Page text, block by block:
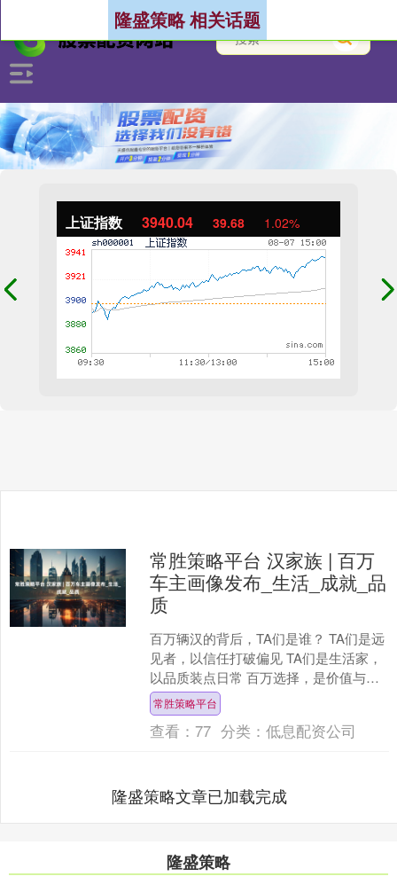
上证指数 3940.04 39.68 1.02%
隆盛策略 相关话题
常胜策略平台 汉家族 | 百万
车主画像发布_生活_成就_品
质
百万辆汉的背后，TA们是谁？ TA们是远
见者，以信任打破偏见 TA们是生活家，
以品质装点日常 百万选择，是价值与热
爱的互相成就 汉家族致敬时代同行者 发
布于：广....
常胜策略平台
查看：77 分类：低息配资公司
隆盛策略文章已加载完成
隆盛策略